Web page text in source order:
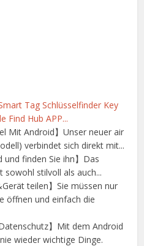
Tag Schlüsselfinder Key
Find Hub APP...
Mit Android】Unser neuer air
verbindet sich direkt mit...
und finden Sie ihn】Das
sowohl stilvoll als auch...
teilen】Sie müssen nur
öffnen und einfach die
】Mit dem Android
wieder wichtige Dinge.